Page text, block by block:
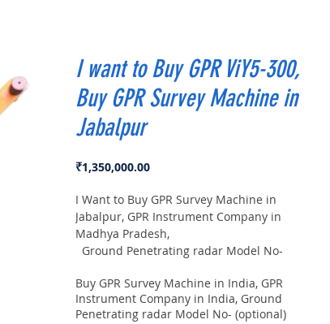
I want to Buy GPR ViY5-300,
Buy GPR Survey Machine in
Jabalpur
₹1,350,000.00Price
I Want to Buy GPR Survey Machine in
Jabalpur, GPR Instrument Company in
Madhya Pradesh,
Ground Penetrating radar Model No-
depth: 8m
Buy GPR Survey Machine in India, GPR
Instrument Company in India, Ground
Penetrating radar Model No- (optional)